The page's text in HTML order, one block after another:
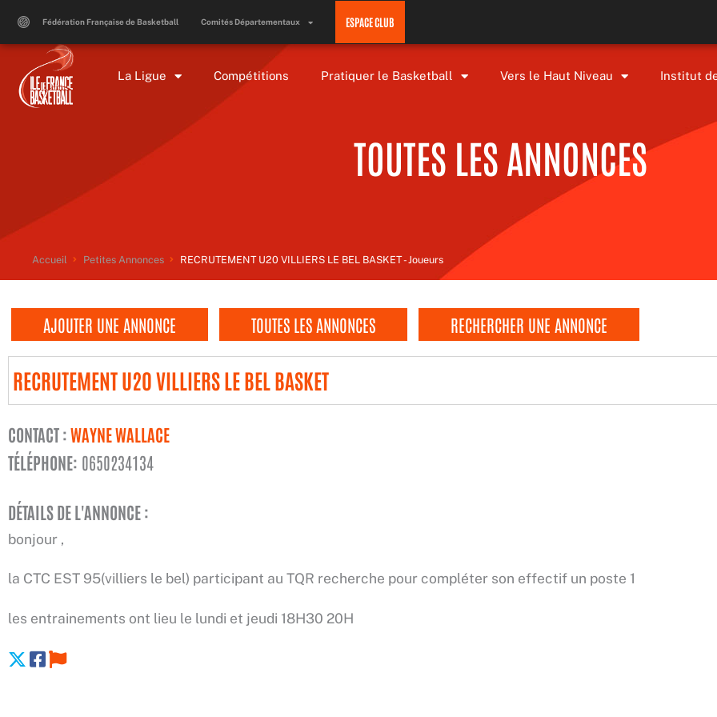
Fédération Française de Basketball Comités Départementaux ESPACE CLUB
La Ligue Compétitions Pratiquer le Basketball Vers le Haut Niveau Institut
TOUTES LES ANNONCES
Accueil Petites Annonces RECRUTEMENT U20 VILLIERS LE BEL BASKET - Joueurs
AJOUTER UNE ANNONCE TOUTES LES ANNONCES RECHERCHER UNE ANNONCE
RECRUTEMENT U20 VILLIERS LE BEL BASKET
CONTACT :WAYNE WALLACE
TÉLÉPHONE: 0650234134
DÉTAILS DE L'ANNONCE :
bonjour ,
la CTC EST 95(villiers le bel) participant au TQR recherche pour compléter son effectif un poste 1
les entrainements ont lieu le lundi et jeudi 18H30 20H